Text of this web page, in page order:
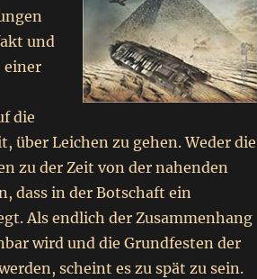
und
einer
die
über Leichen zu gehen. Weder die
zu der Zeit von der nahenden
dass in der Botschaft ein
Als endlich der Zusammenhang
wird und die Grundfesten der
scheint es zu spät zu sein.